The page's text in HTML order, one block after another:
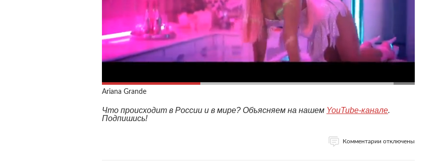
Ariana Grande
Что происходит в России и в мире? Объясняем на нашем YouTube-канале.
Подпишись!
Комментарии отключены